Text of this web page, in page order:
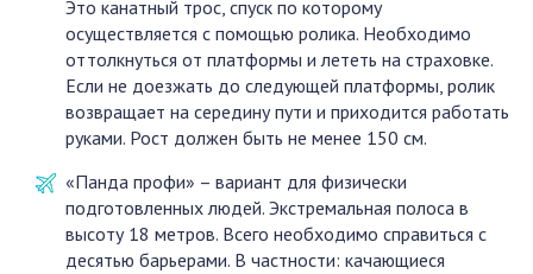
Это канатный трос, спуск по которому
осуществляется с помощью ролика. Необходимо
оттолкнуться от платформы и лететь на страховке.
Если не доезжать до следующей платформы, ролик
возвращает на середину пути и приходится работать
руками. Рост должен быть не менее 150 см.
«Панда профи» – вариант для физически
подготовленных людей. Экстремальная полоса в
высоту 18 метров. Всего необходимо справиться с
десятью барьерами. В частности: качающиеся